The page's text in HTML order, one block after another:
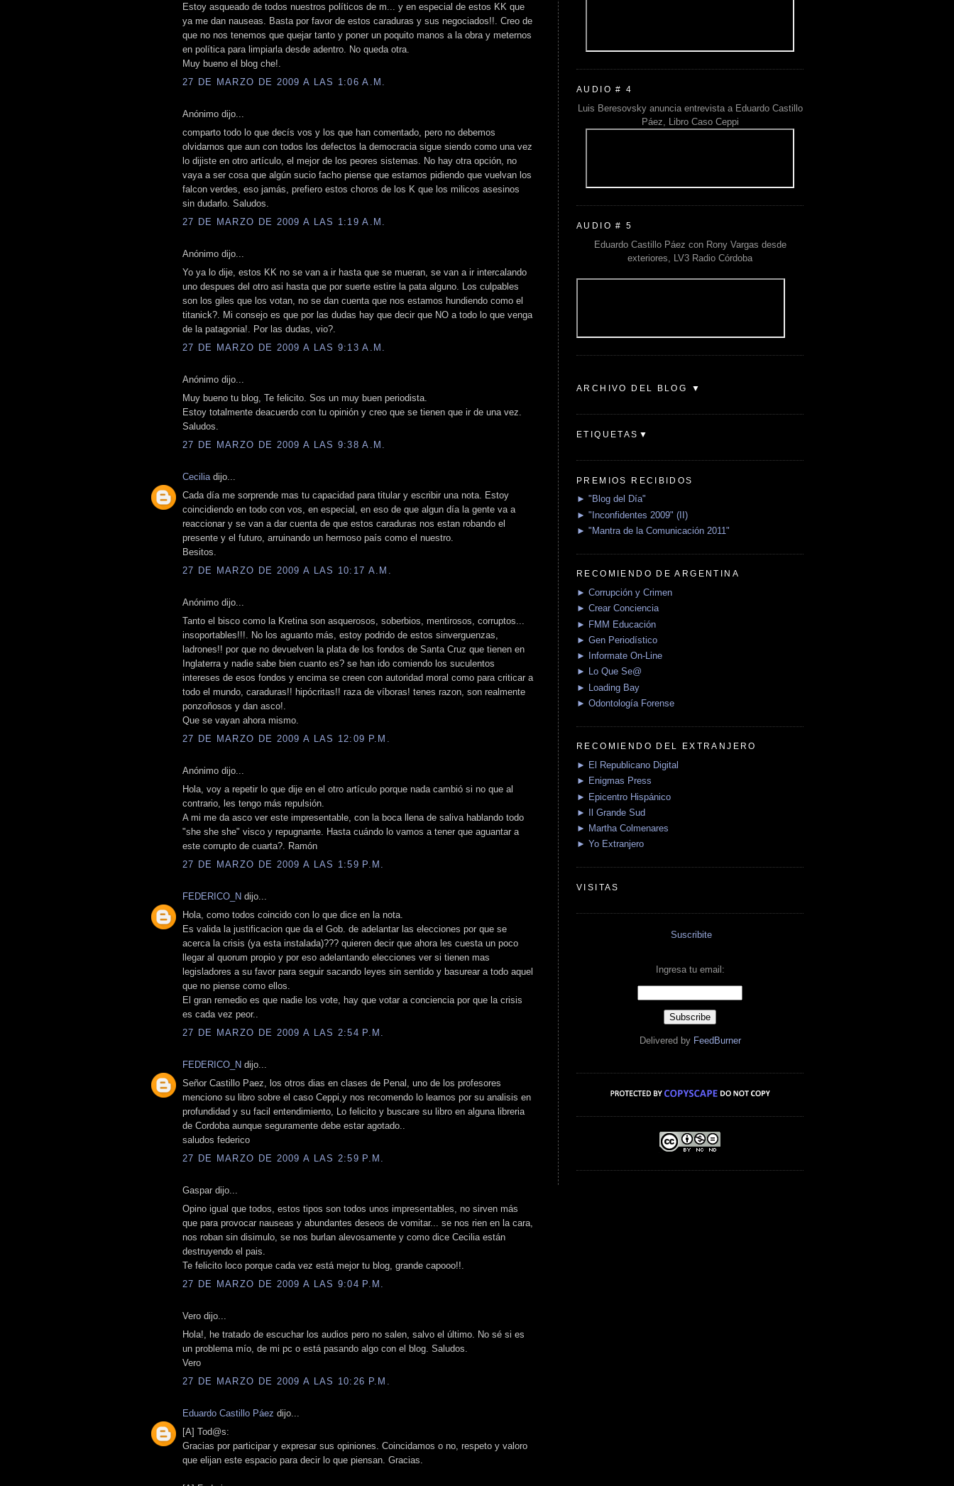
Estoy asqueado de todos nuestros políticos de m... y en especial de estos KK que
ya me dan nauseas. Basta por favor de estos caraduras y sus negociados!!. Creo de
que no nos tenemos que quejar tanto y poner un poquito manos a la obra y meternos
en política para limpiarla desde adentro. No queda otra.
Muy bueno el blog che!.
27 DE MARZO DE 2009 A LAS 1:06 A.M.
Anónimo dijo...
comparto todo lo que decís vos y los que han comentado, pero no debemos
olvidarnos que aun con todos los defectos la democracia sigue siendo como una vez
lo dijiste en otro artículo, el mejor de los peores sistemas. No hay otra opción, no
vaya a ser cosa que algún sucio facho piense que estamos pidiendo que vuelvan los
falcon verdes, eso jamás, prefiero estos choros de los K que los milicos asesinos
sin dudarlo. Saludos.
27 DE MARZO DE 2009 A LAS 1:19 A.M.
Anónimo dijo...
Yo ya lo dije, estos KK no se van a ir hasta que se mueran, se van a ir intercalando
uno despues del otro asi hasta que por suerte estire la pata alguno. Los culpables
son los giles que los votan, no se dan cuenta que nos estamos hundiendo como el
titanick?. Mi consejo es que por las dudas hay que decir que NO a todo lo que venga
de la patagonia!. Por las dudas, vio?.
27 DE MARZO DE 2009 A LAS 9:13 A.M.
Anónimo dijo...
Muy bueno tu blog, Te felicito. Sos un muy buen periodista.
Estoy totalmente deacuerdo con tu opinión y creo que se tienen que ir de una vez.
Saludos.
27 DE MARZO DE 2009 A LAS 9:38 A.M.
Cecilia dijo...
Cada día me sorprende mas tu capacidad para titular y escribir una nota. Estoy
coincidiendo en todo con vos, en especial, en eso de que algun día la gente va a
reaccionar y se van a dar cuenta de que estos caraduras nos estan robando el
presente y el futuro, arruinando un hermoso país como el nuestro.
Besitos.
27 DE MARZO DE 2009 A LAS 10:17 A.M.
Anónimo dijo...
Tanto el bisco como la Kretina son asquerosos, soberbios, mentirosos, corruptos...
insoportables!!!. No los aguanto más, estoy podrido de estos sinverguenzas,
ladrones!! por que no devuelven la plata de los fondos de Santa Cruz que tienen en
Inglaterra y nadie sabe bien cuanto es? se han ido comiendo los suculentos
intereses de esos fondos y encima se creen con autoridad moral como para criticar a
todo el mundo, caraduras!! hipócritas!! raza de víboras! tenes razon, son realmente
ponzoñosos y dan asco!.
Que se vayan ahora mismo.
27 DE MARZO DE 2009 A LAS 12:09 P.M.
Anónimo dijo...
Hola, voy a repetir lo que dije en el otro artículo porque nada cambió si no que al
contrario, les tengo más repulsión.
A mi me da asco ver este impresentable, con la boca llena de saliva hablando todo
"she she she" visco y repugnante. Hasta cuándo lo vamos a tener que aguantar a
este corrupto de cuarta?. Ramón
27 DE MARZO DE 2009 A LAS 1:59 P.M.
FEDERICO_N dijo...
Hola, como todos coincido con lo que dice en la nota.
Es valida la justificacion que da el Gob. de adelantar las elecciones por que se
acerca la crisis (ya esta instalada)??? quieren decir que ahora les cuesta un poco
llegar al quorum propio y por eso adelantando elecciones ver si tienen mas
legisladores a su favor para seguir sacando leyes sin sentido y basurear a todo aquel
que no piense como ellos.
El gran remedio es que nadie los vote, hay que votar a conciencia por que la crisis
es cada vez peor..
27 DE MARZO DE 2009 A LAS 2:54 P.M.
FEDERICO_N dijo...
Señor Castillo Paez, los otros dias en clases de Penal, uno de los profesores
menciono su libro sobre el caso Ceppi,y nos recomendo lo leamos por su analisis en
profundidad y su facil entendimiento, Lo felicito y buscare su libro en alguna libreria
de Cordoba aunque seguramente debe estar agotado..
saludos federico
27 DE MARZO DE 2009 A LAS 2:59 P.M.
Gaspar dijo...
Opino igual que todos, estos tipos son todos unos impresentables, no sirven más
que para provocar nauseas y abundantes deseos de vomitar... se nos rien en la cara,
nos roban sin disimulo, se nos burlan alevosamente y como dice Cecilia están
destruyendo el pais.
Te felicito loco porque cada vez está mejor tu blog, grande capooo!!.
27 DE MARZO DE 2009 A LAS 9:04 P.M.
Vero dijo...
Hola!, he tratado de escuchar los audios pero no salen, salvo el último. No sé si es
un problema mío, de mi pc o está pasando algo con el blog. Saludos.
Vero
27 DE MARZO DE 2009 A LAS 10:26 P.M.
Eduardo Castillo Páez dijo...
[A] Tod@s:
Gracias por participar y expresar sus opiniones. Coincidamos o no, respeto y valoro
que elijan este espacio para decir lo que piensan. Gracias.
AUDIO # 4
Luis Beresovsky anuncia entrevista a Eduardo Castillo
Páez, Libro Caso Ceppi
AUDIO # 5
Eduardo Castillo Páez con Rony Vargas desde
exteriores, LV3 Radio Córdoba
ARCHIVO DEL BLOG ▼
ETIQUETAS▼
PREMIOS RECIBIDOS
► "Blog del Día"
► "Inconfidentes 2009" (II)
► "Mantra de la Comunicación 2011"
RECOMIENDO DE ARGENTINA
► Corrupción y Crimen
► Crear Conciencia
► FMM Educación
► Gen Periodístico
► Informate On-Line
► Lo Que Se@
► Loading Bay
► Odontología Forense
RECOMIENDO DEL EXTRANJERO
► El Republicano Digital
► Enigmas Press
► Epicentro Hispánico
► Il Grande Sud
► Martha Colmenares
► Yo Extranjero
VISITAS
Suscribite
Ingresa tu email:
Delivered by FeedBurner